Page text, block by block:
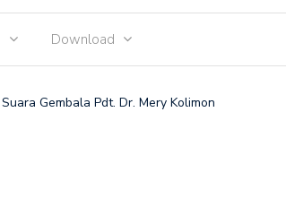
Download
Gembala Pdt. Dr. Mery Kolimon